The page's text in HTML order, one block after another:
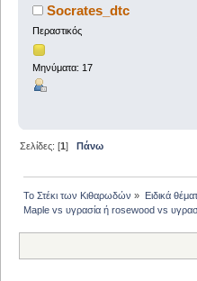
Socrates_dtc
Περαστικός
Μηνύματα: 17
Σελίδες: [1]Πάνω
Το Στέκι των Κιθαρωδών » Ειδικά
Maple vs υγρασία ή rosewood vs